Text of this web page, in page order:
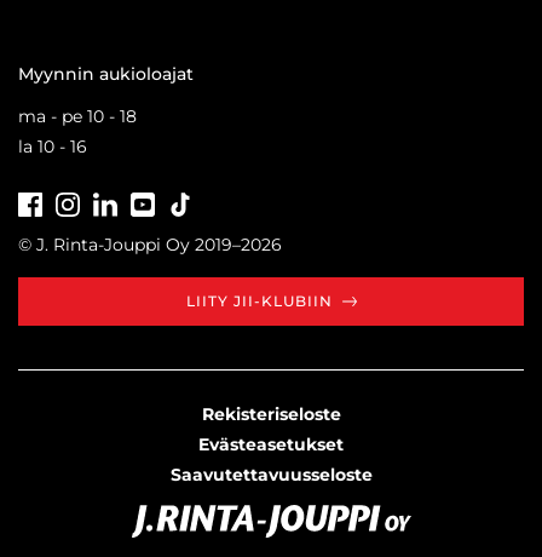
Myynnin aukioloajat
ma - pe 10 - 18
la 10 - 16
FacebookInstagramLinkedInYoutube
© J. Rinta-Jouppi Oy 2019–2026
LIITY JII-KLUBIIN
Rekisteriseloste
Evästeasetukset
Saavutettavuusseloste